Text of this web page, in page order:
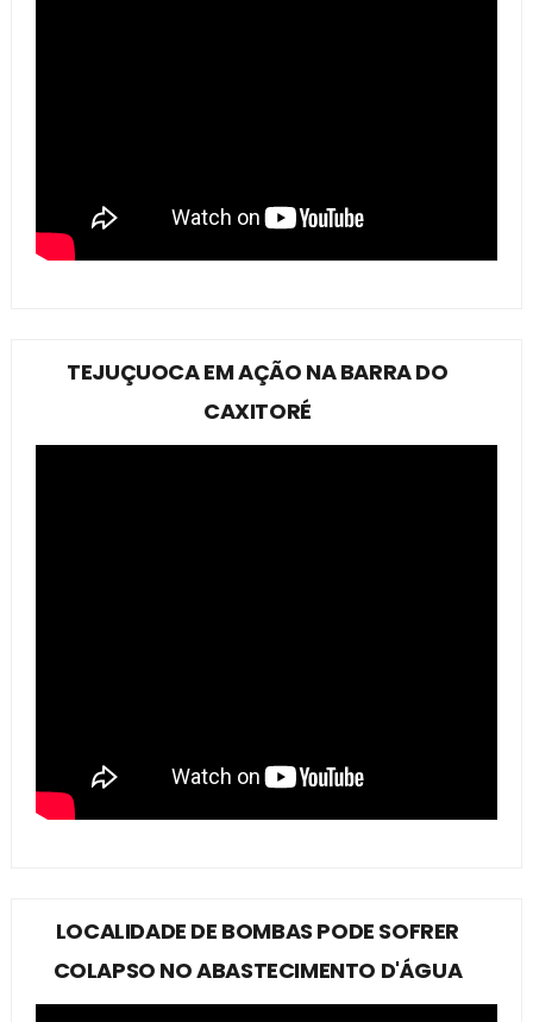
TEJUÇUOCA EM AÇÃO NA BARRA DO
CAXITORÉ
LOCALIDADE DE BOMBAS PODE SOFRER
COLAPSO NO ABASTECIMENTO D'ÁGUA